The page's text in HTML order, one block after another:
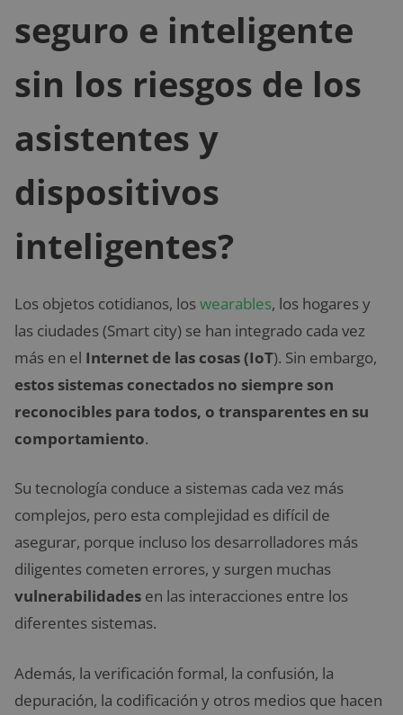
seguro e inteligente
sin los riesgos de los
asistentes y
dispositivos
inteligentes?
Los objetos cotidianos, loswearables, los hogares y
las ciudades (Smart city) se han integrado cada vez
más en el Internet de las cosas (IoT). Sin embargo,
estos sistemas conectados no siempre son
reconocibles para todos, o transparentes en su
comportamiento.
Su tecnología conduce a sistemas cada vez más
complejos, pero esta complejidad es difícil de
asegurar, porque incluso los desarrolladores más
diligentes cometen errores, y surgen muchas
vulnerabilidades en las interacciones entre los
diferentes sistemas.
Además, la verificación formal, la confusión, la
depuración, la codificación y otros medios que hacen